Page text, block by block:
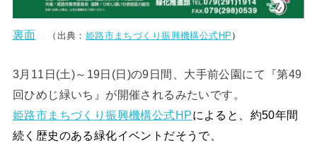
裏面 （出典： 姫路市まちづくり振興機構公式HP ）
3月11日(土)～19日(日)の9日間、大手前公園にて『第49
回ひめじ緑いち』が開催されるみたいです。
姫路市まちづくり振興機構公式HPによると、約50年間
続く歴史のある緑化イベントだそうで、